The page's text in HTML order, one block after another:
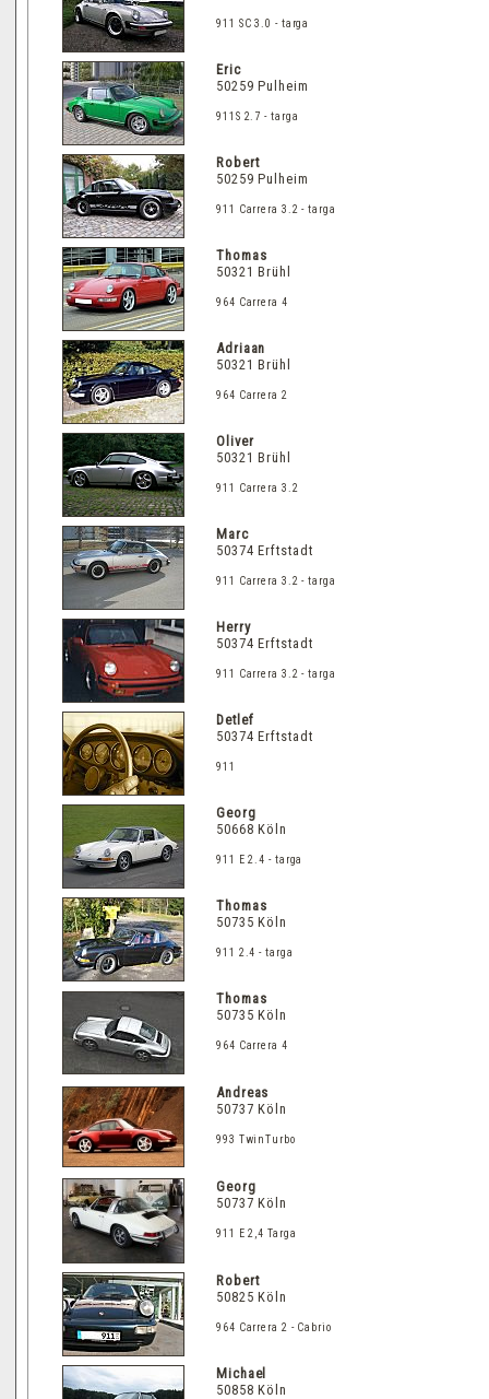
911 SC 3.0 - targa
Eric
50259 Pulheim
911S 2.7 - targa
Robert
50259 Pulheim
911 Carrera 3.2 - targa
Thomas
50321 Brühl
964 Carrera 4
Adriaan
50321 Brühl
964 Carrera 2
Oliver
50321 Brühl
911 Carrera 3.2
Marc
50374 Erftstadt
911 Carrera 3.2- targa
Herry
50374 Erftstadt
911 Carrera 3.2 - targa
Detlef
50374 Erftstadt
911
Georg
50668 Köln
911 E 2.4 - targa
Thomas
50735 Köln
911 2.4 - targa
Thomas
50735 Köln
964 Carrera 4
Andreas
50737 Köln
993 TwinTurbo
Georg
50737 Köln
911 E 2,4 Targa
Robert
50825 Köln
964 Carrera 2 - Cabrio
Michael
50858 Köln